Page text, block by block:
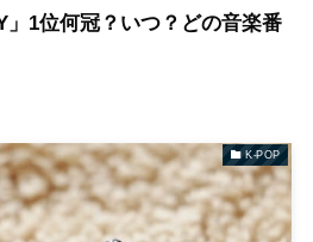
」1位何冠？いつ？どの音楽番
K-POP